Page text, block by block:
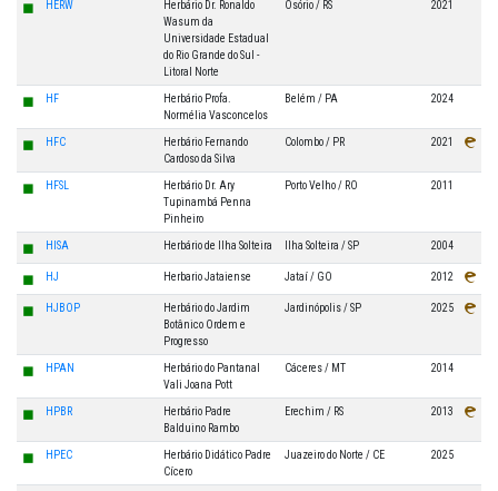
◼ HERW
Herbário Dr. Ronaldo
Wasum da
Universidade Estadual
do Rio Grande do Sul -
Litoral Norte
Osório / RS 2021
◼ HF
Herbário Profa.
Normélia Vasconcelos
Belém / PA 2024
◼ HFC
Herbário Fernando
Cardoso da Silva
Colombo / PR 2021
◼ HFSL
Herbário Dr. Ary
Tupinambá Penna
Pinheiro
Porto Velho / RO 2011
◼ HISA Herbário de Ilha Solteira Ilha Solteira / SP 2004
◼ HJ Herbario Jataiense Jataí / GO 2012
◼ HJBOP
Herbário do Jardim
Botânico Ordem e
Progresso
Jardinópolis / SP 2025
◼ HPAN
Herbário do Pantanal
Vali Joana Pott
Cáceres / MT 2014
◼ HPBR
Herbário Padre
Balduino Rambo
Erechim / RS 2013
◼ HPEC
Herbário Didático Padre
Cícero
Juazeiro do Norte / CE 2025